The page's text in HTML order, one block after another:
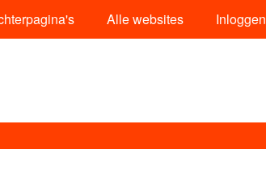
Alle websites Inloggen